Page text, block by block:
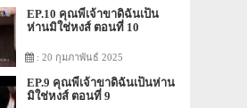
EP.10 คุณพี่เจ้าขาดิฉันเป็น
ห่านมิใช่หงส์ ตอนที่ 10
: 20 กุมภาพันธ์ 2025
EP.9 คุณพี่เจ้าขาดิฉันเป็นห่าน
มิใช่หงส์ ตอนที่ 9